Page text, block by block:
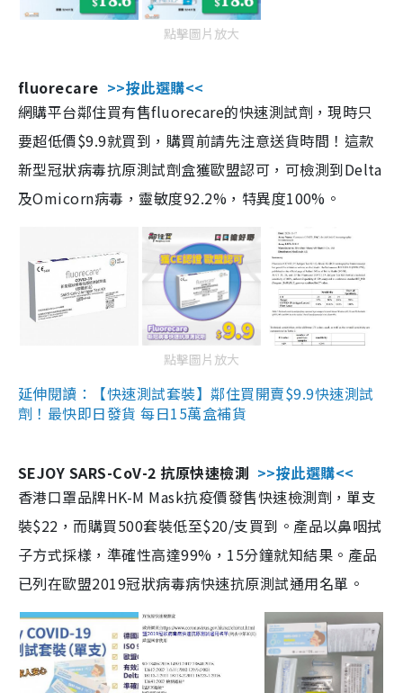
點擊圖片放大
fluorecare >>按此選購<<
網購平台鄰住買有售fluorecare的快速測試劑，現時只
要超低價$9.9就買到，購買前請先注意送貨時間！這款
新型冠狀病毒抗原測試劑盒獲歐盟認可，可檢測到Delta
及Omicorn病毒，靈敏度92.2%，特異度100%。
點擊圖片放大
延伸閱讀：【快速測試套裝】鄰住買開賣$9.9快速測試
劑！最快即日發貨 每日15萬盒補貨
SEJOY SARS-CoV-2 抗原快速檢測 >>按此選購<<
香港口罩品牌HK-M Mask抗疫價發售快速檢測劑，單支
裝$22，而購買500套裝低至$20/支買到。產品以鼻咽拭
子方式採樣，準確性高達99%，15分鐘就知結果。產品
已列在歐盟2019冠狀病毒病快速抗原測試通用名單。